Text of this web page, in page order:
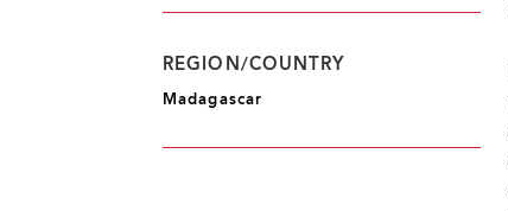
fabrication de plats cuisinés.REGION/COUNTRY
Madagascar